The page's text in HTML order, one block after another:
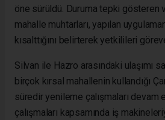
öne sürüldü. Duruma tepki gösteren
mahalle muhtarları, yapılan
kısalttığını belirterek yetkilileri
Silvan ile Hazro arasındaki ulaşımı
birçok kırsal mahallenin kullandığı
süredir yenileme çalışmaları devam
çalışmaları kapsamında iş